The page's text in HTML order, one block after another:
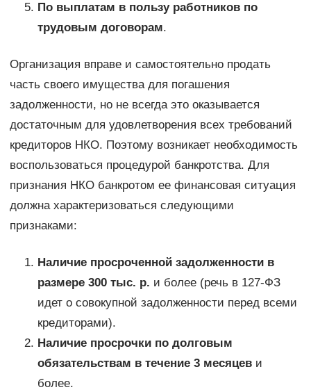
По выплатам в пользу работников по
трудовым договорам.
Организация вправе и самостоятельно продать
часть своего имущества для погашения
задолженности, но не всегда это оказывается
достаточным для удовлетворения всех требований
кредиторов НКО. Поэтому возникает необходимость
воспользоваться процедурой банкротства. Для
признания НКО банкротом ее финансовая ситуация
должна характеризоваться следующими
признаками:
Наличие просроченной задолженности в
размере 300 тыс. р. и более (речь в 127-ФЗ
идет о совокупной задолженности перед всеми
кредиторами).
Наличие просрочки по долговым
обязательствам в течение 3 месяцеви
более.